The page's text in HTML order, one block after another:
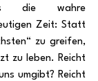
die wahre
Zeit: Statt
zu greifen,
zu leben. Reicht
umgibt? Reicht